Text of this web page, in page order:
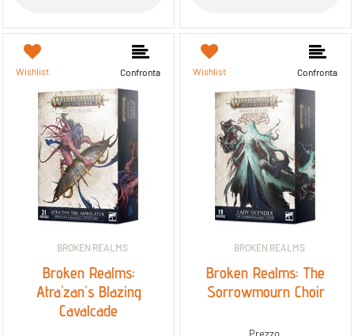
Wishlist Confronta
BROKEN REALMS
Broken Realms:
Atra'zan's Blazing
Cavalcade
Wishlist Confronta
BROKEN REALMS
Broken Realms: The
Sorrowmourn Choir